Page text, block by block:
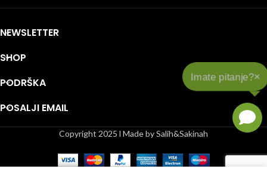
NEWSLETTER
SHOP
PODRŠKA
POSALJI EMAIL
Copyright 2025 l Made by Salih&Sakinah
Imate pitanje? ×